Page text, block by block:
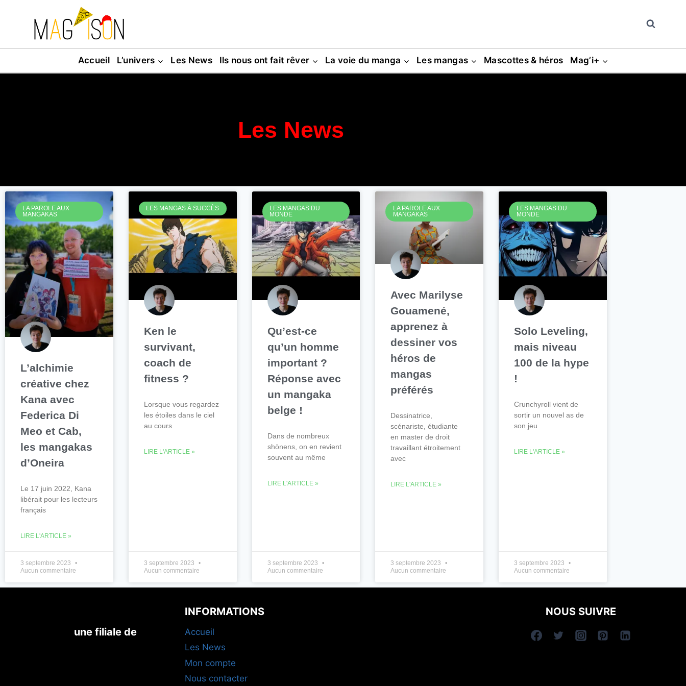
Accueil L’univers Les News Ils nous ont fait rêver La voie du manga Les mangas Mascottes & héros Mag’i+
Les News
LA PAROLE AUX
MANGAKAS
L’alchimie
créative chez
Kana avec
Federica Di
Meo et Cab,
les mangakas
d’Oneira
Le 17 juin 2022, Kana
libérait pour les lecteurs
français
LIRE L'ARTICLE »
3 septembre 2023
Aucun commentaire
LES MANGAS À SUCCÈS
Ken le
survivant,
coach de
fitness ?
Lorsque vous regardez
les étoiles dans le ciel
au cours
LIRE L'ARTICLE »
3 septembre 2023
Aucun commentaire
LES MANGAS DU
MONDE
Qu’est-ce
qu’un homme
important ?
Réponse avec
un mangaka
belge !
Dans de nombreux
shōnens, on en revient
souvent au même
LIRE L'ARTICLE »
3 septembre 2023
Aucun commentaire
LA PAROLE AUX
MANGAKAS
Avec Marilyse
Gouamené,
apprenez à
dessiner vos
héros de
mangas
préférés
Dessinatrice,
scénariste, étudiante
en master de droit
travaillant étroitement
avec
LIRE L'ARTICLE »
3 septembre 2023
Aucun commentaire
LES MANGAS DU
MONDE
Solo Leveling,
mais niveau
100 de la hype
!
Crunchyroll vient de
sortir un nouvel as de
son jeu
LIRE L'ARTICLE »
3 septembre 2023
Aucun commentaire
une filiale de
INFORMATIONS
Accueil
Les News
Mon compte
Nous contacter
NOUS SUIVRE